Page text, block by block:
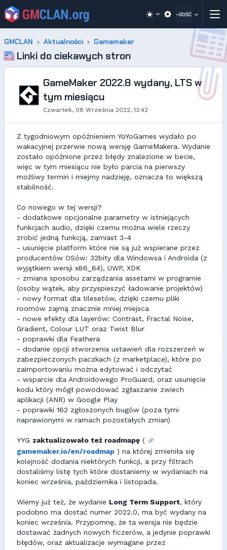
~GOŚĆ
GMCLAN Aktualności Gamemaker
Linki do ciekawych stron
GameMaker 2022.8 wydany, LTS w
tym miesiącu
Czwartek, 08 Września 2022, 13:42
Z tygodniowym opóźnieniem YoYoGames wydało po
wakacyjnej przerwie nową wersję GameMakera. Wydanie
zostało opóźnione przez błędy znalezione w becie,
więc w tym miesiącu nie było parcia na pierwszy
możliwy termin i miejmy nadzieję, oznacza to większą
stabilność.
Co nowego w tej wersji?
- dodatkowe opcjonalne parametry w istniejących
funkcjach audio, dzięki czemu można wiele rzeczy
zrobić jedną funkcją, zamiast 3-4
- usunięcie platform które nie są już wspierane przez
producentów OSów: 32bity dla Windowsa i Androida (z
wyjątkiem wersji x86_64), UWP, XDK
- zmiana sposobu zarządzania assetami w programie
(osoby wątek, aby przyspieszyć ładowanie projektów)
- nowy format dla tilesetów, dzięki czemu pliki
roomów zajmą znacznie mniej miejsca
- nowe efekty dla layerów: Contrast, Fractal Noise,
Gradient, Colour LUT oraz Twist Blur
- poprawki dla Feathera
- dodanie opcji stworzenia ustawień dla rozszerzeń w
zabezpieczonych paczkach (z marketplace), które po
zaimportowaniu można edytować i odczytać
- wsparcie dla Androidowego ProGuard, oraz usunięcie
kodu który mógł powodować zgłaszanie zwiech
aplikacji (ANR) w Google Play
- poprawki 162 zgłoszonych bugów (poza tymi
naprawionymi w ramach pozostałych zmian)
YYG zaktualizowało też roadmapę (
gamemaker.io/en/roadmap ) na której zmieniła się
kolejność dodania niektórych funkcji, a przy filtrach
dostaliśmy listę tych które dostaniemy w wydaniach na
koniec września, października i listopada.
Wiemy już też, że wydanie Long Term Support, który
podobno ma dostać numer 2022.0, ma być wydany na
koniec września. Przypomnę, że ta wersja nie będzie
dostawać żadnych nowych ficzerów, a jedynie poprawki
błędów, oraz aktualizacje wymagane przez